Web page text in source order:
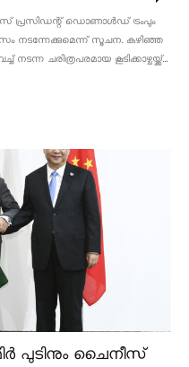
പ്രസിഡന്റ് ഡൊണാൾഡ് ട്രംപും
നടന്നേക്കുമെന്ന് സൂചന. കഴിഞ്ഞ
ചരിത്രപരമായ കൂടിക്കാഴ്ചയ്ക്ക്...
പുടിനും ചൈനീസ്